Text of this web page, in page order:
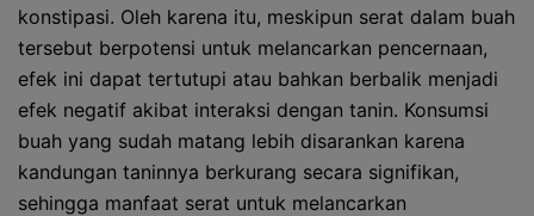
konstipasi. Oleh karena itu, meskipun serat dalam buah
tersebut berpotensi untuk melancarkan pencernaan,
efek ini dapat tertutupi atau bahkan berbalik menjadi
efek negatif akibat interaksi dengan tanin. Konsumsi
buah yang sudah matang lebih disarankan karena
kandungan taninnya berkurang secara signifikan,
sehingga manfaat serat untuk melancarkan